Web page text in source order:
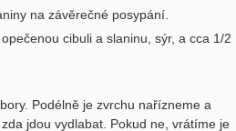
na závěrečné posypání.
cibuli a slaninu, sýr, a cca 1/2
Podélně je zvrchu nařízneme a
jdou vydlabat. Pokud ne, vrátíme je